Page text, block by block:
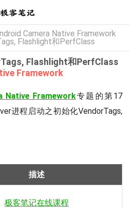
Camera Native Framework
Flashlight和PerfClass
Flashlight和PerfClass
Framework
Native Framework专题的第17
进程启动之初始化VendorTags,
描述
极客笔记在线课程